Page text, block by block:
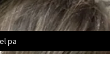
pa